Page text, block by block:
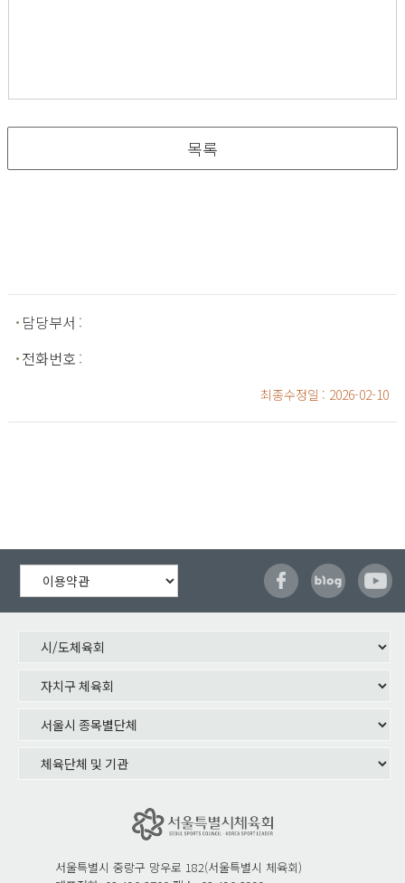
목록
담당부서 :
전화번호 :
최종수정일 : 2026-02-10
서울특별시 중랑구 망우로 182(서울특별시 체육회)